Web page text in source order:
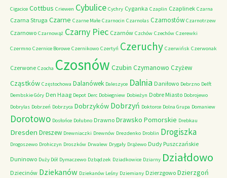
Cigacice Cottbus Criewen Cybulice Cychry Cyganka Czaplin Czaplinek Czarna
Czarna Struga Czarne Czarne Małe Czarnocin Czarnolas Czarnostów Czarnotrzew
Czarnowo Czarnowąż Czarny Piec Czarnów Czchów Czechów Czerewki
Czermno Czernice Borowe Czernikowo Czertyń Czeruchy Czerwińsk Czerwonak
Czerwone Czocha Czosnów Czubin Czymanowo Czyżew
Cząstków Częstochowa Dalanówek Daleszyce Dalnia Daniłowo Debrzno Delft
Dembskie Góry Den Haag Depot Derc Dobiegniew Dobieżyn Dobre Miasto Dobrojewo
Dobrylas Dobrzeń Dobrzyca Dobrzyków Dobrzyń Doktorce Dolna Grupa Domaniew
Dorotowo Dosłońce Dołubno Drawno Drawsko Pomorskie Drebkau
Dresden Dreszew Drewniaczki Drewnów Drezdenko Droblin Drogiszka
Drogoszewo Drohiczyn Droszków Drwalew Drygały Drążewo Dudy Puszczańskie
Duninowo Duży Dół Dymaczewo Dzbądzek Dziadkowice Dziarny Działdowo
Dziecinów Dziekanów Dziekanów Leśny Dziemiany Dzierzgowo Dzierzgoń